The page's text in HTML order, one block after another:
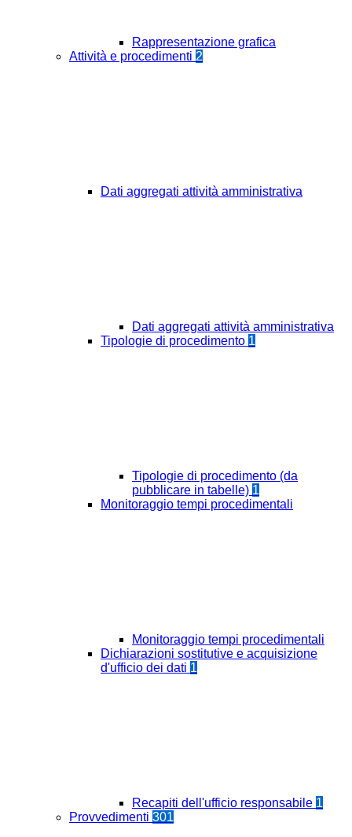
Rappresentazione grafica
Attività e procedimenti 2
Dati aggregati attività amministrativa
Dati aggregati attività amministrativa
Tipologie di procedimento 1
Tipologie di procedimento (da
pubblicare in tabelle) 1
Monitoraggio tempi procedimentali
Monitoraggio tempi procedimentali
Dichiarazioni sostitutive e acquisizione
d'ufficio dei dati 1
Recapiti dell'ufficio responsabile 1
Provvedimenti 301